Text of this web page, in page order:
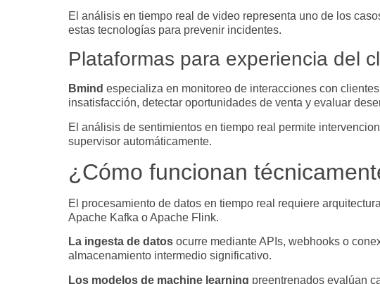
El análisis en tiempo real de video representa uno de los
estas tecnologías para prevenir incidentes.
Plataformas para experiencia del
Bmind especializa en monitoreo de interacciones con
insatisfacción, detectar oportunidades de venta y evaluar
El análisis de sentimientos en tiempo real permite
supervisor automáticamente.
¿Cómo funcionan
El procesamiento de datos en tiempo real requiere
Apache Kafka o Apache Flink.
La ingesta de datos ocurre mediante APIs, webhooks o
almacenamiento intermedio significativo.
Los modelos de machine learning preentrenados evalúan